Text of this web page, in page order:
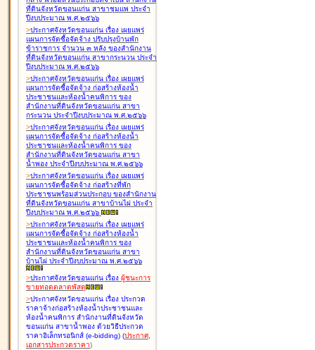
ที่ดินจังหวัดขอนแก่น สาขาชุมแพ ประจำ
ปีงบประมาณ พ.ศ.๒๕๖๖
>ประกาศจังหวัดขอนแก่น เรื่อง เผยแพร่
แผนการจัดซื้อจัดจ้าง ปรับปรุงบ้านพัก
ข้าราชการ จำนวน ๓ หลัง ของสำนักงาน
ที่ดินจังหวัดขอนแก่น สาขากระนวน ประจำ
ปีงบประมาณ พ.ศ.๒๕๖๖
>ประกาศจังหวัดขอนแก่น เรื่อง เผยแพร่
แผนการจัดซื้อจัดจ้าง ก่อสร้างห้องน้ำ
ประชาชนและห้องน้ำคนพิการ ของ
สำนักงานที่ดินจังหวัดขอนแก่น สาขา
กระนวน ประจำปีงบประมาณ พ.ศ.๒๕๖๖
>ประกาศจังหวัดขอนแก่น เรื่อง เผยแพร่
แผนการจัดซื้อจัดจ้าง ก่อสร้างห้องน้ำ
ประชาชนและห้องน้ำคนพิการ ของ
สำนักงานที่ดินจังหวัดขอนแก่น สาขา
น้ำพอง ประจำปีงบประมาณ พ.ศ.๒๕๖๖
>ประกาศจังหวัดขอนแก่น เรื่อง เผยแพร่
แผนการจัดซื้อจัดจ้าง ก่อสร้างที่พัก
ประชาชนพร้อมส่วนประกอบ ของสำนักงาน
ที่ดินจังหวัดขอนแก่น สาขาบ้านไผ่ ประจำ
ปีงบประมาณ พ.ศ.๒๕๖๖
>ประกาศจังหวัดขอนแก่น เรื่อง เผยแพร่
แผนการจัดซื้อจัดจ้าง ก่อสร้างห้องน้ำ
ประชาชนและห้องน้ำคนพิการ ของ
สำนักงานที่ดินจังหวัดขอนแก่น สาขา
บ้านไผ่ ประจำปีงบประมาณ พ.ศ.๒๕๖๖
>ประกาศจังหวัดขอนแก่น เรื่อง ผู้ชนะการ
ขายทอดตลาดพัสดุ
>ประกาศจังหวัดขอนแก่น เรื่อง ประกวด
ราคาจ้างก่อสร้างห้องน้ำประชาชนและ
ห้องน้ำคนพิการ สำนักงานที่ดินจังหวัด
ขอนแก่น สาขาน้ำพอง ด้วยวิธีประกวด
ราคาอิเล็กทรอนิกส์ (e-bidding) (ประกาศ,
เอกสารประกวดราคา)